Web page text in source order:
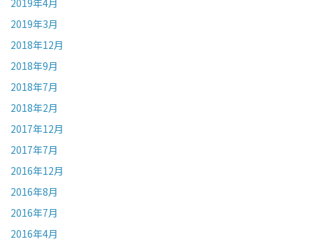
2019年4月
2019年3月
2018年12月
2018年9月
2018年7月
2018年2月
2017年12月
2017年7月
2016年12月
2016年8月
2016年7月
2016年4月